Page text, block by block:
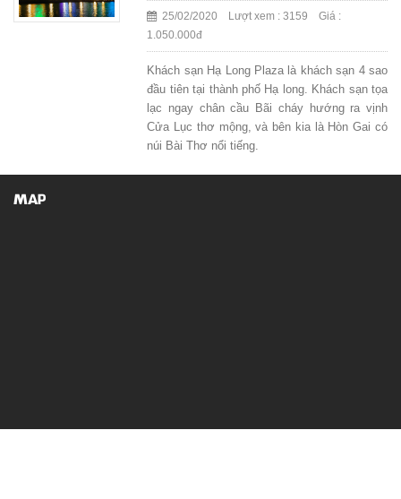
25/02/2020 Lượt xem : 3159 Giá :
1.050.000đ
Khách sạn Hạ Long Plaza là khách sạn 4 sao
đầu tiên tại thành phố Hạ long. Khách sạn tọa
lạc ngay chân cầu Bãi cháy hướng ra vịnh
Cửa Lục thơ mộng, và bên kia là Hòn Gai có
núi Bài Thơ nổi tiếng.
MAP